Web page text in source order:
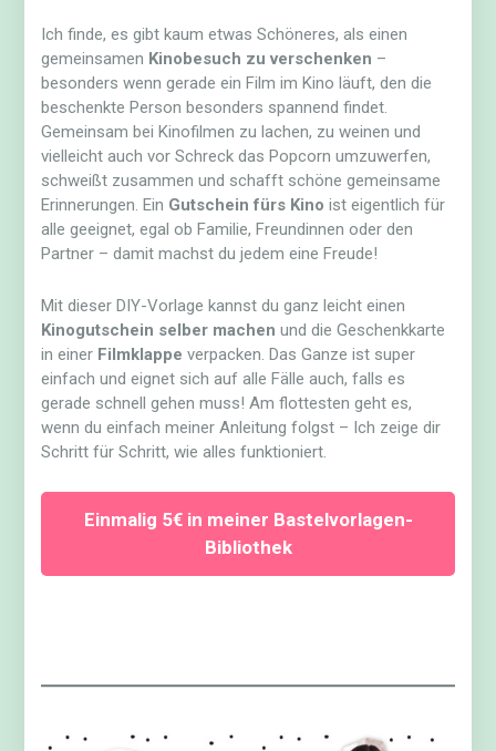
Ich finde, es gibt kaum etwas Schöneres, als einen
gemeinsamen Kinobesuch zu verschenken –
besonders wenn gerade ein Film im Kino läuft, den die
beschenkte Person besonders spannend findet.
Gemeinsam bei Kinofilmen zu lachen, zu weinen und
vielleicht auch vor Schreck das Popcorn umzuwerfen,
schweißt zusammen und schafft schöne gemeinsame
Erinnerungen. Ein Gutschein fürs Kino ist eigentlich für
alle geeignet, egal ob Familie, Freundinnen oder den
Partner – damit machst du jedem eine Freude!
Mit dieser DIY-Vorlage kannst du ganz leicht einen
Kinogutschein selber machen und die Geschenkkarte
in einer Filmklappe verpacken. Das Ganze ist super
einfach und eignet sich auf alle Fälle auch, falls es
gerade schnell gehen muss! Am flottesten geht es,
wenn du einfach meiner Anleitung folgst – Ich zeige dir
Schritt für Schritt, wie alles funktioniert.
Einmalig 5€ in meiner Bastelvorlagen-
Bibliothek